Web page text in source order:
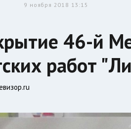
9 ноября 2018 13:15
46-й
работ